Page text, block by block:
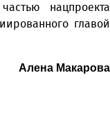
нацпроекта
главой
Алена Макарова